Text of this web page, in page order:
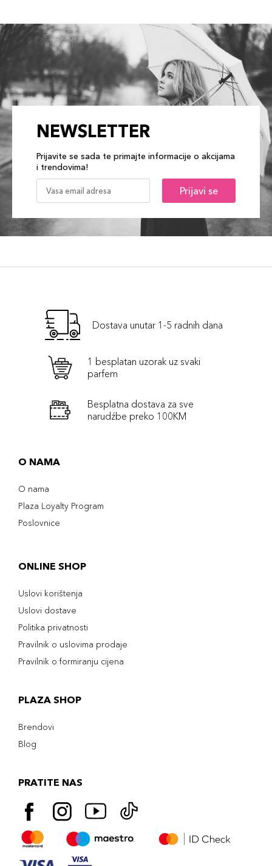
NEWSLETTER
Prijavite se sada te primajte informacije o akcijama
i trendovima!
Prijavi se
Dostava unutar 1-5 radnih dana
1 besplatan uzorak uz svaki
parfem
Besplatna dostava za sve
narudźbe preko 100KM
O NAMA
O nama
Plaza Loyalty Program
Poslovnice
ONLINE SHOP
Uslovi korištenja
Uslovi dostave
Politika privatnosti
Pravilnik o uslovima prodaje
Pravilnik o formiranju cijena
PLAZA SHOP
Brendovi
Blog
PRATITE NAS